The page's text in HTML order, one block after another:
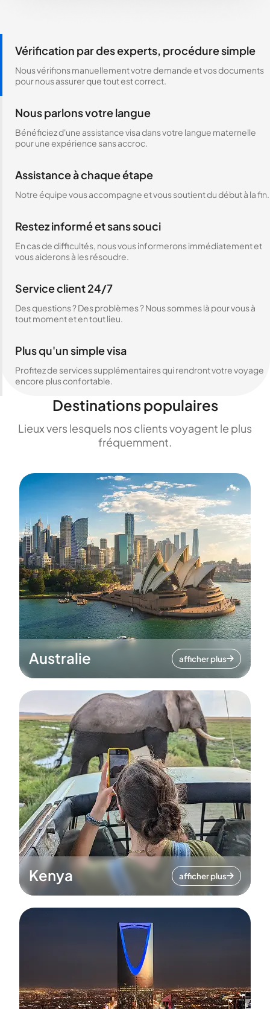
Vérification par des experts, procédure simple
Nous vérifions manuellement votre demande et vos documents
pour nous assurer que tout est correct.
Nous parlons votre langue
Bénéficiez d'une assistance visa dans votre langue maternelle
pour une expérience sans accroc.
Assistance à chaque étape
Notre équipe vous accompagne et vous soutient du début à la fin.
Restez informé et sans souci
En cas de difficultés, nous vous informerons immédiatement et
vous aiderons à les résoudre.
Service client 24/7
Des questions ? Des problèmes ? Nous sommes là pour vous à
tout moment et en tout lieu.
Plus qu'un simple visa
Profitez de services supplémentaires qui rendront votre voyage
encore plus confortable.
Destinations populaires
Lieux vers lesquels nos clients voyagent le plus
fréquemment.
Australie afficher plus
Kenya afficher plus